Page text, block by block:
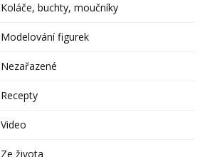
Koláče, buchty, moučníky
Modelování figurek
Nezařazené
Recepty
Video
Ze života